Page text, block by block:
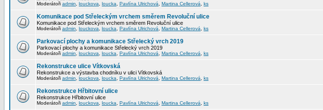
Moderátoři admin louckova loucka Pavlína Ulrichová Martina Cellerová ks
Komunikace pod Střeleckým vrchem směrem Revoluční ulice
Komunikace pod Střeleckým vrchem směrem Revoluční ulice
Moderátoři admin louckova loucka Pavlína Ulrichová Martina Cellerová ks
Parkovací plochy a komunikace Střelecký vrch 2019
Parkovací plochy a komunikace Střelecký vrch 2019
Moderátoři admin louckova loucka Pavlína Ulrichová Martina Cellerová ks
Rekonstrukce ulice Vítkovská
Rekonstrukce a výstavba chodníku v ulici Vítkovská
Moderátoři admin louckova loucka Pavlína Ulrichová Martina Cellerová ks
Rekonstrukce Hřbitovní ulice
Rekonstrukce Hřbitovní ulice
Moderátoři admin louckova loucka Pavlína Ulrichová Martina Cellerová ks